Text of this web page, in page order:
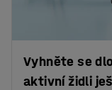
Vyhněte se
aktivní židli